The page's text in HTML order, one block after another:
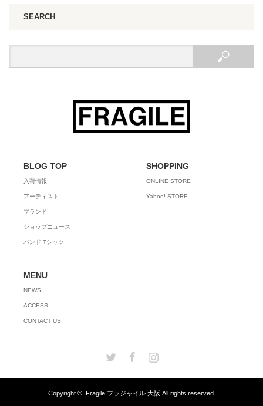
SEARCH
BLOG TOP
入荷情報
アーティスト
ブランド
ショップニュース
バンド Tシャツ
SHOPPING
ONLINE STORE
Yahoo! STORE
MENU
NEWS
ACCESS
CONTACT US
Twitter Facebook
Copyright © Fragile フラジャイル 大阪 All rights reserved.